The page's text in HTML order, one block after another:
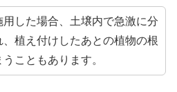
用した場合、土壌内で急激に分
植え付けしたあとの植物の根
こともあります。